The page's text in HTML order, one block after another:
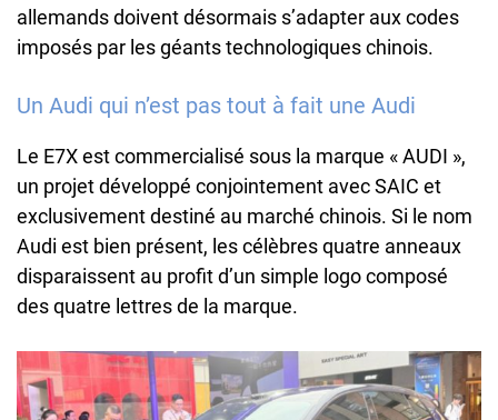
allemands doivent désormais s’adapter aux codes
imposés par les géants technologiques chinois.
Un Audi qui n’est pas tout à fait une Audi
Le E7X est commercialisé sous la marque « AUDI »,
un projet développé conjointement avec SAIC et
exclusivement destiné au marché chinois. Si le nom
Audi est bien présent, les célèbres quatre anneaux
disparaissent au profit d’un simple logo composé
des quatre lettres de la marque.